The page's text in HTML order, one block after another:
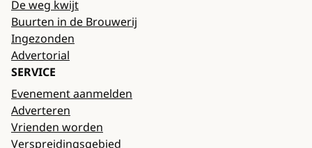
De weg kwijt
Buurten in de Brouwerij
Ingezonden
Advertorial
SERVICE
Evenement aanmelden
Adverteren
Vrienden worden
Verspreidingsgebied